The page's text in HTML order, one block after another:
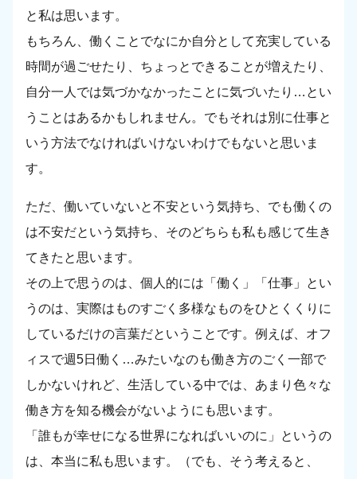
と私は思います。
もちろん、働くことでなにか自分として充実している
時間が過ごせたり、ちょっとできることが増えたり、
自分一人では気づかなかったことに気づいたり…とい
うことはあるかもしれません。でもそれは別に仕事と
いう方法でなければいけないわけでもないと思いま
す。
ただ、働いていないと不安という気持ち、でも働くの
は不安だという気持ち、そのどちらも私も感じて生き
てきたと思います。
その上で思うのは、個人的には「働く」「仕事」とい
うのは、実際はものすごく多様なものをひとくくりに
しているだけの言葉だということです。例えば、オフ
ィスで週5日働く…みたいなのも働き方のごく一部で
しかないけれど、生活している中では、あまり色々な
働き方を知る機会がないようにも思います。
「誰もが幸せになる世界になればいいのに」というの
は、本当に私も思います。（でも、そう考えると、